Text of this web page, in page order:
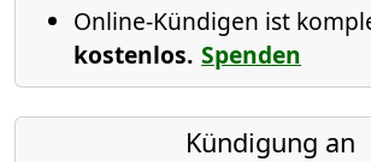
Online-Kündigen ist
kostenlos. Spenden
Kündigung an